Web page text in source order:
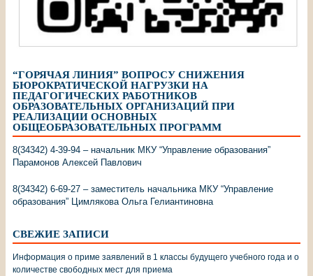
“ГОРЯЧАЯ ЛИНИЯ” ВОПРОСУ СНИЖЕНИЯ
БЮРОКРАТИЧЕСКОЙ НАГРУЗКИ НА
ПЕДАГОГИЧЕСКИХ РАБОТНИКОВ
ОБРАЗОВАТЕЛЬНЫХ ОРГАНИЗАЦИЙ ПРИ
РЕАЛИЗАЦИИ ОСНОВНЫХ
ОБЩЕОБРАЗОВАТЕЛЬНЫХ ПРОГРАММ
8(34342) 4-39-94 – начальник МКУ “Управление образования”
Парамонов Алексей Павлович
8(34342) 6-69-27 – заместитель начальника МКУ “Управление
образования” Цимлякова Ольга Гелиантиновна
СВЕЖИЕ ЗАПИСИ
Информация о приме заявлений в 1 классы будущего учебного года и о
количестве свободных мест для приема